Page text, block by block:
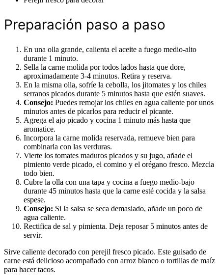
Preparación paso a paso
En una olla grande, calienta el aceite a fuego medio-alto
durante 1 minuto.
Sella la carne molida por todos lados hasta que dore,
aproximadamente 3-4 minutos. Retira y reserva.
En la misma olla, sofríe la cebolla, los jitomates y los chiles
serranos picados durante 5 minutos hasta que estén suaves.
Consejo: Puedes remojar los chiles en agua caliente por unos
minutos antes de picarlos para reducir el picante.
Agrega el ajo picado y cocina 1 minuto más hasta que
aromatice.
Incorpora la carne molida reservada, remueve bien para
combinarla con las verduras.
Vierte los tomates maduros picados y su jugo, añade el
pimiento verde picado, el comino y el orégano fresco. Mezcla
todo bien.
Cubre la olla con una tapa y cocina a fuego medio-bajo
durante 45 minutos hasta que la carne esté cocida y la salsa
espese.
Consejo: Si la salsa se seca demasiado, añade un poco de
agua caliente.
Rectifica de sal y pimienta. Deja reposar 5 minutos antes de
servir.
Sirve caliente decorado con perejil fresco picado. Este guisado de
carne está delicioso acompañado con arroz blanco o tortillas de maíz
para hacer tacos.